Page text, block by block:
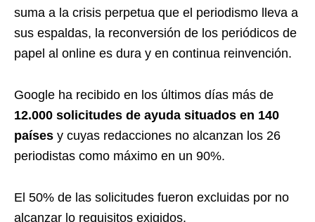
suma a la crisis perpetua que el periodismo lleva a
sus espaldas, la reconversión de los periódicos de
papel al online es dura y en continua reinvención.
Google ha recibido en los últimos días más de
12.000 solicitudes de ayuda situados en 140
países y cuyas redacciones no alcanzan los 26
periodistas como máximo en un 90%.
El 50% de las solicitudes fueron excluidas por no
alcanzar lo requisitos exigidos.